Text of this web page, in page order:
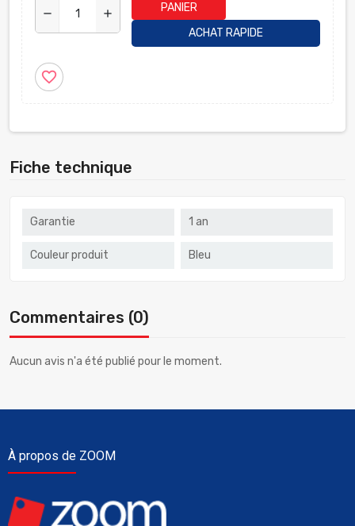
remove add
PANIER
ACHAT RAPIDE
favorite_border
Fiche technique
Garantie 1 an
Couleur produit Bleu
Commentaires (0)
Aucun avis n'a été publié pour le moment.
À propos de ZOOM